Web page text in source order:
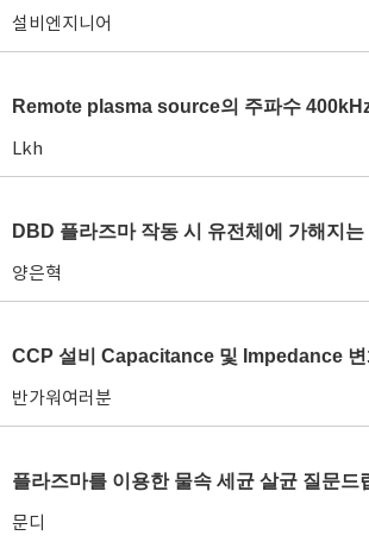
설비엔지니어
Lkh
양은혁
반가워여러분
문디